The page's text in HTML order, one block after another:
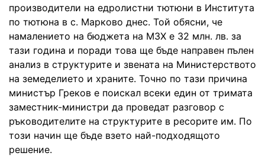
производители на едролистни тютюни в Института
по тютюна в с. Марково днес. Той обясни, че
намалението на бюджета на МЗХ е 32 млн. лв. за
тази година и поради това ще бъде направен пълен
анализ в структурите и звената на Министерството
на земеделието и храните. Точно по тази причина
министър Греков е поискал всеки един от тримата
заместник-министри да проведат разговор с
ръководителите на структурите в ресорите им. По
този начин ще бъде взето най-подходящото
решение.